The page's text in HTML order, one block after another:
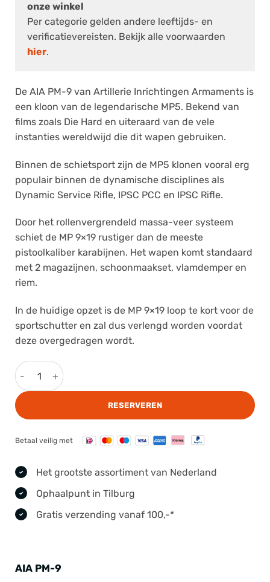
onze winkel
Per categorie gelden andere leeftijds- en
verificatievereisten. Bekijk alle voorwaarden
hier.
De AIA PM-9 van Artillerie Inrichtingen Armaments is
een kloon van de legendarische MP5. Bekend van
films zoals Die Hard en uiteraard van de vele
instanties wereldwijd die dit wapen gebruiken.
Binnen de schietsport zijn de MP5 klonen vooral erg
populair binnen de dynamische disciplines als
Dynamic Service Rifle, IPSC PCC en IPSC Rifle.
Door het rollenvergrendeld massa-veer systeem
schiet de MP 9×19 rustiger dan de meeste
pistoolkaliber karabijnen. Het wapen komt standaard
met 2 magazijnen, schoonmaakset, vlamdemper en
riem.
In de huidige opzet is de MP 9×19 loop te kort voor de
sportschutter en zal dus verlengd worden voordat
deze overgedragen wordt.
AIA PM-9 aantal
RESERVEREN
Betaal veilig met
Het grootste assortiment van Nederland
Ophaalpunt in Tilburg
Gratis verzending vanaf 100,-*
AIA PM-9